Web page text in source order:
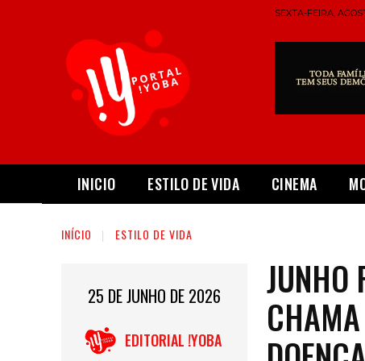
SEXTA-FEIRA,
INICIO ESTILO DE VIDA CINEMA
INÍCIO ESTILO DE VIDA
25 DE JUNHO DE 2026
EDITORIAL !YOBA
JUNHO